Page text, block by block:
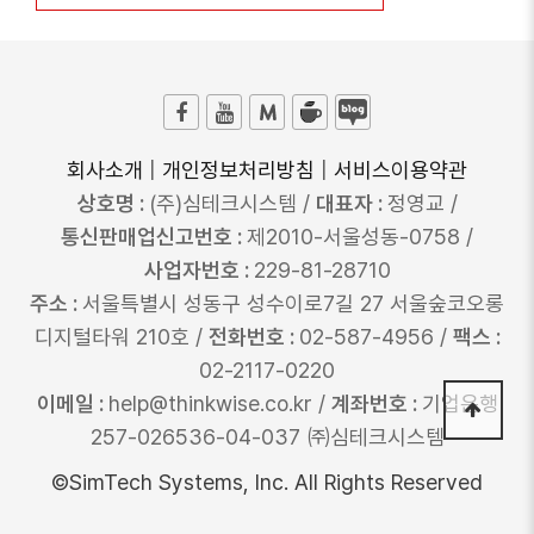
회사소개 개인정보처리방침
서비스이용약관
상호명 : (주)심테크시스템 / 대표자 :정영교 /
통신판매업신고번호 :제2010-서울성동-0758 /
사업자번호 : 229-81-28710
주소 : 서울특별시 성동구 성수이로7길 27 서울숲코오롱
디지털타워 210호 / 전화번호 : 02-587-4956 / 팩스 :
02-2117-0220
이메일 : help@thinkwise.co.kr / 계좌번호 : 기업은행
257-026536-04-037 ㈜심테크시스템
©SimTech Systems, Inc. All Rights Reserved